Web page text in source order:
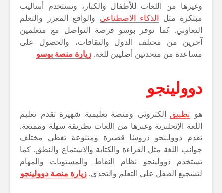
وغيرها من اللغات للأطفال والكبار، وتستخدم أساليب
مبتكرة مثل
الذكاء الاصطناعي والواقع المعزز والتعلم
التعاوني. كما توفر بوسو فرصة التواصل مع متعلمين
آخرين من مختلف الدول والثقافات، والحصول على
مساعدة من متحدثين أصليين للغة. زيارة منصة بوسو
دوولينجو
هو تطبيق إلكتروني ومنصة تعليمية شهيرة تقدم تعليم
اللغة الإنجليزية وغيرها من اللغات بطريقة سهلة وممتعة.
تقدم دوولينجو دروسًا قصيرة ومتنوعة تغطي مختلف
جوانب اللغة مثل القراءة والكتابة والاستماع والنطق. كما
تستخدم دوولينجو نظام النقاط والمستويات والمهام
لتشجيع الطفل على التعلم والتحدي. زيارة منصة دوولينجو